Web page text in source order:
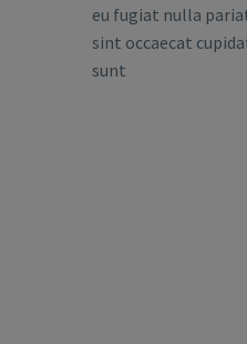
eu fugiat nulla
sint occaecat
sunt